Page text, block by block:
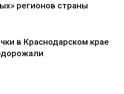
регионов страны
в Краснодарском крае